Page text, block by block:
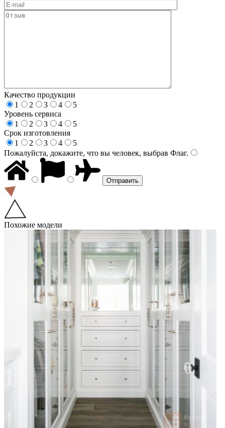
Качество продукции
1
2 3 4
5
Уровень сервиса
1
2 3 4
5
Срок изготовления
1
2 3 4
5
Пожалуйста, докажите, что вы человек, выбрав Флаг.
Похожие модели